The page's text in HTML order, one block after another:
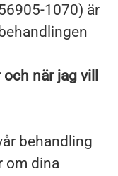
1070) är
när jag vill
behandling
om dina